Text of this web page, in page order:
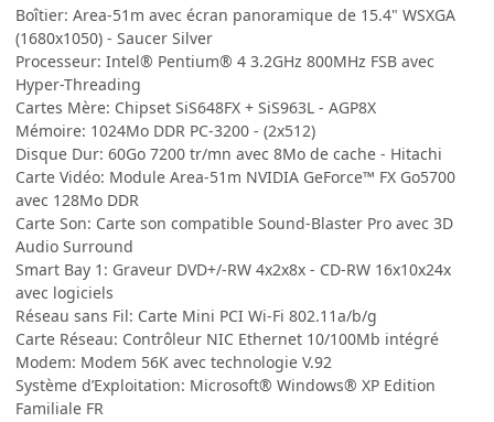
Boîtier: Area-51m avec écran panoramique de 15.4" WSXGA
(1680x1050) - Saucer Silver
Processeur: Intel® Pentium® 4 3.2GHz 800MHz FSB avec
Hyper-Threading
Cartes Mère: Chipset SiS648FX + SiS963L - AGP8X
Mémoire: 1024Mo DDR PC-3200 - (2x512)
Disque Dur: 60Go 7200 tr/mn avec 8Mo de cache - Hitachi
Carte Vidéo: Module Area-51m NVIDIA GeForce™ FX Go5700
avec 128Mo DDR
Carte Son: Carte son compatible Sound-Blaster Pro avec 3D
Audio Surround
Smart Bay 1: Graveur DVD+/-RW 4x2x8x - CD-RW 16x10x24x
avec logiciels
Réseau sans Fil: Carte Mini PCI Wi-Fi 802.11a/b/g
Carte Réseau: Contrôleur NIC Ethernet 10/100Mb intégré
Modem: Modem 56K avec technologie V.92
Système d’Exploitation: Microsoft® Windows® XP Edition
Familiale FR